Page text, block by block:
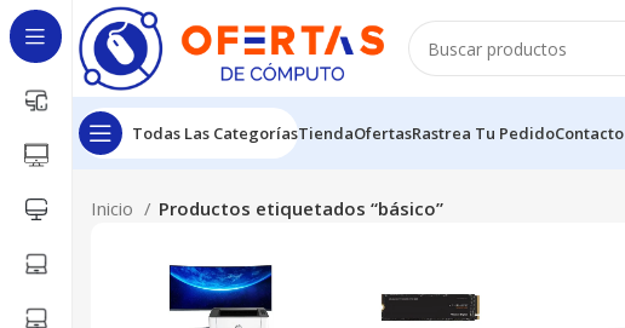
Todas Las CategoríasTiendaOfertasRastrea Tu PedidoContacto
Inicio Productos etiquetados “básico”